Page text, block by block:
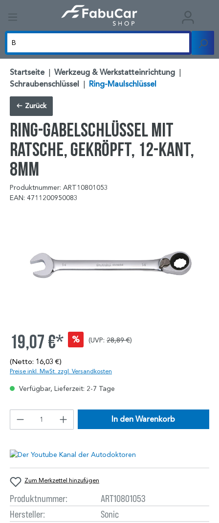
Startseite | Werkzeug & Werkstatteinrichtung |
Schraubenschlüssel | Ring-Maulschlüssel
Zurück
Ring-Gabelschlüssel mit
Ratsche, gekröpft, 12-kant,
8mm
Produktnummer: ART10801053
EAN: 4711200950083
19,07 €* % (UVP: 28,89 €)
(Netto: 16,03 €)
Preise inkl. MwSt. zzgl. Versandkosten
Verfügbar, Lieferzeit: 2-7 Tage
In den Warenkorb
Zum Merkzettel hinzufügen
Produktnummer:
ART10801053
Hersteller:
Sonic